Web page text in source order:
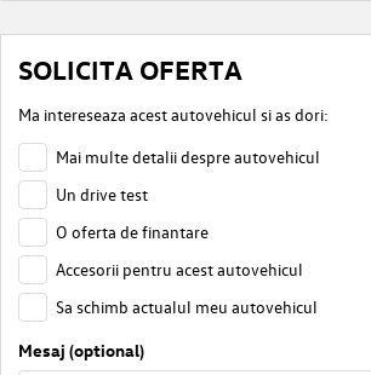
SOLICITA OFERTA
Ma intereseaza acest autovehicul si as dori:
Mai multe detalii despre autovehicul
Un drive test
O oferta de finantare
Accesorii pentru acest autovehicul
Sa schimb actualul meu autovehicul
Mesaj (optional)